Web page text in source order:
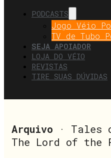
PODCASTS
Jogo Véio
TV de Tubo
SEJA APOIADOR
LOJA DO VÉIO
REVISTAS
TIRE SUAS DÚVIDAS
Arquivo · Tales
The Lord of the